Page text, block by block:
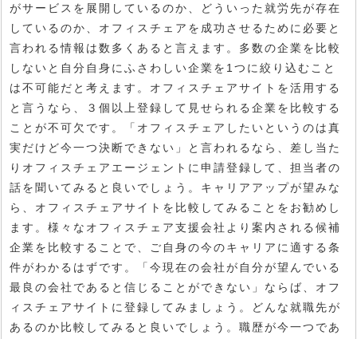
がサービスを展開しているのか、どういった就労先が存在
しているのか、オフィスチェアを成功させるために必要と
言われる情報は数多くあると言えます。多数の企業を比較
しないと自分自身にふさわしい企業を1つに絞り込むこと
は不可能だと考えます。オフィスチェアサイトを活用する
と言うなら、３個以上登録して見せられる企業を比較する
ことが不可欠です。「オフィスチェアしたいというのは真
実だけど今一つ決断できない」と言われるなら、差し当た
りオフィスチェアエージェントに申請登録して、担当者の
話を聞いてみると良いでしょう。キャリアアップが望みな
ら、オフィスチェアサイトを比較してみることをお勧めし
ます。様々なオフィスチェア支援会社より案内される候補
企業を比較することで、ご自身の今のキャリアに適する条
件がわかるはずです。「今現在の会社が自分が望んでいる
最良の会社であると信じることができない」ならば、オフ
ィスチェアサイトに登録してみましょう。どんな就職先が
あるのか比較してみると良いでしょう。職歴が今一つであ